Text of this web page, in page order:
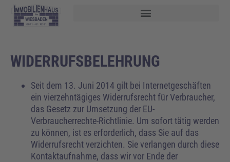
WIDERRUFSBELEHRUNG
Seit dem 13. Juni 2014 gilt bei Internetgeschäften
ein vierzehntägiges Widerrufsrecht für Verbraucher,
das Gesetz zur Umsetzung der EU-
Verbraucherrechte-Richtlinie. Um sofort tätig werden
zu können, ist es erforderlich, dass Sie auf das
Widerrufsrecht verzichten. Sie verlangen durch diese
Kontaktaufnahme, dass wir vor Ende der